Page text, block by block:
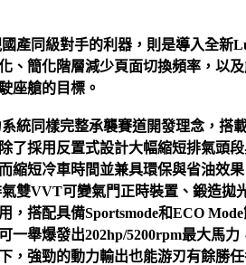
產同級對手的利器，則是導入全新
、簡化階層減少頁面切換頻率，以
座艙的目標。
統同樣完整承襲賽道開發理念，搭
了採用反置式設計大幅縮短排氣頭
縮短冷車時間並兼具環保與省油效
雙VVT可變氣門正時裝置、鍛造拋
，搭配具備Sportsmode和ECO
一舉爆發出202hp/5200rpm最大馬
，強勁的動力輸出也能游刃有餘勝